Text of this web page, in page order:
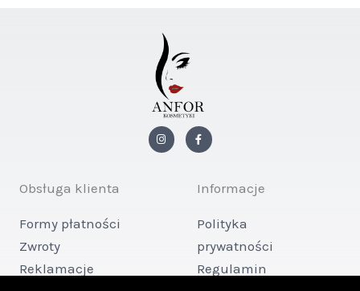
n
s
F
a
c
o
o
f
Obsługa klienta
Formy płatności
Zwroty
Reklamacje
Informacje
Polityka
prywatności
Regulamin